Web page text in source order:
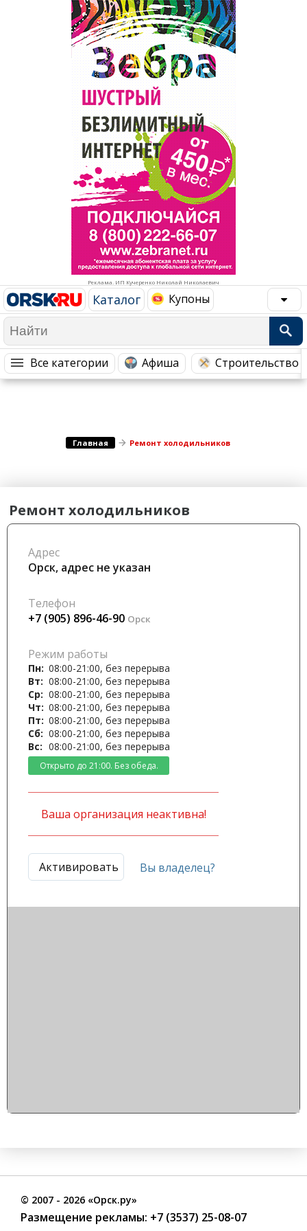
Реклама. ИП Кучеренко Николай Николаевич
Каталог Купоны
Все категории Афиша Строительство
Рестораны, кафе, бары
Развлечения и отдых
Спорт Фитнес
Недвижимость
Красота Косметология
Медицина Здоровье
Гостиницы
СМИ и Реклама
Торговля
Бизнес и финансы
Юристы, Экспертиза, Страхование
Ремонт
Социальные организации
Это интересно
Администрация
Промышленность
Городское хозяйство
Купоны
Популярное →
Главная Ремонт холодильников
Ремонт холодильников
Адрес
Орск, адрес не указан
Телефон
+7 (905) 896-46-90 Орск
Режим работы
Пн: 08:00-21:00, без перерыва
Вт: 08:00-21:00, без перерыва
Ср: 08:00-21:00, без перерыва
Чт: 08:00-21:00, без перерыва
Пт: 08:00-21:00, без перерыва
Сб: 08:00-21:00, без перерыва
Вс: 08:00-21:00, без перерыва
Открыто до 21:00. Без обеда.
Ваша организация неактивна!
Активировать Вы владелец?
© 2007 - 2026 «Орск.ру»
Размещение рекламы: +7 (3537) 25-08-07